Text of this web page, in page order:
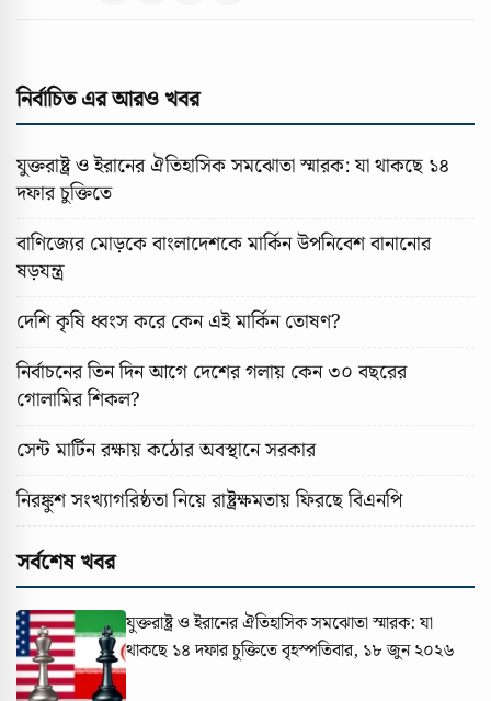
নির্বাচিত এর আরও খবর
যুক্তরাষ্ট্র ও ইরানের ঐতিহাসিক সমঝোতা স্মারক: যা থাকছে ১৪
দফার চুক্তিতে
বাণিজ্যের মোড়কে বাংলাদেশকে মার্কিন উপনিবেশ বানানোর
ষড়যন্ত্র
দেশি কৃষি ধ্বংস করে কেন এই মার্কিন তোষণ?
নির্বাচনের তিন দিন আগে দেশের গলায় কেন ৩০ বছরের
গোলামির শিকল?
সেন্ট মার্টিন রক্ষায় কঠোর অবস্থানে সরকার
নিরঙ্কুশ সংখ্যাগরিষ্ঠতা নিয়ে রাষ্ট্রক্ষমতায় ফিরছে বিএনপি
সর্বশেষ খবর
যুক্তরাষ্ট্র ও ইরানের ঐতিহাসিক সমঝোতা স্মারক: যা
থাকছে ১৪ দফার চুক্তিতেবৃহস্পতিবার, ১৮ জুন ২০২৬